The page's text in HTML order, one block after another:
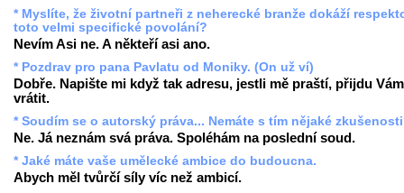
* Myslíte, že životní partneři z neherecké branže dokáží
toto velmi specifické povolání?
Nevím Asi ne. A někteří asi ano.
* Pozdrav pro pana Pavlatu od Moniky. (On už ví)
Dobře. Napište mi když tak adresu, jestli mě praští, přijdu
vrátit.
* Soudím se o autorský práva... Nemáte s tím nějaké
Ne. Já neznám svá práva. Spoléhám na poslední soud.
* Jaké máte vaše umělecké ambice do budoucna.
Abych měl tvůrčí síly víc než ambicí.